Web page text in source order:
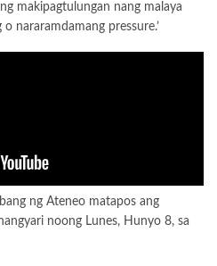
makipagtulungan nang malaya
nararamdamang pressure.’
ng Ateneo matapos ang
noong Lunes, Hunyo 8, sa